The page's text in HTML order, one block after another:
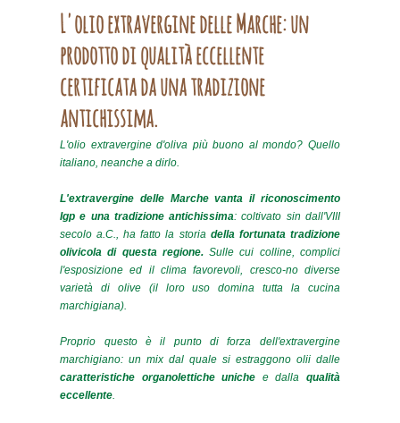
L'olio extravergine delle Marche: un
prodotto di qualità eccellente
certificata da una tradizione
antichissima.
L'olio extravergine d'oliva più buono al mondo? Quello
italiano, neanche a dirlo.
L'extravergine delle Marche vanta il riconoscimento
Igp e una tradizione antichissima: coltivato sin dall'VIII
secolo a.C., ha fatto la storia della fortunata tradizione
olivicola di questa regione.Sulle cui colline, complici
l'esposizione ed il clima favorevoli, cresco-no diverse
varietà di olive (il loro uso domina tutta la cucina
marchigiana).
Proprio questo è il punto di forza dell'extravergine
marchigiano: un mix dal quale si estraggono olii dalle
caratteristiche organolettiche uniche e dalla qualità
eccellente.